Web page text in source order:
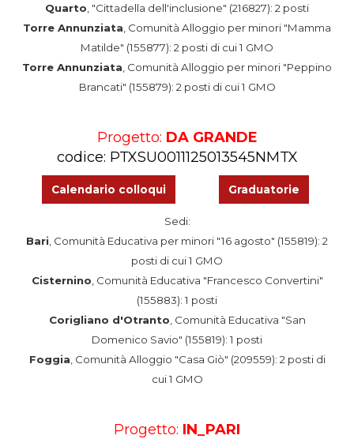
Quarto , "Cittadella dell'inclusione" (216827): 2 posti
Torre Annunziata , Comunità Alloggio per minori "Mamma
Matilde" (155877): 2 posti di cui 1 GMO
Torre Annunziata , Comunità Alloggio per minori "Peppino
Brancati" (155879): 2 posti di cui 1 GMO
Progetto: DA GRANDE
codice: PTXSU0011125013545NMTX
Calendario colloqui Graduatorie
Sedi:
Bari , Comunità Educativa per minori "16 agosto" (155819): 2
posti di cui 1 GMO
Cisternino , Comunità Educativa "Francesco Convertini"
(155883): 1 posti
Corigliano d'Otranto , Comunità Educativa "San
Domenico Savio" (155819): 1 posti
Foggia , Comunità Alloggio "Casa Giò" (209559): 2 posti di
cui 1 GMO
Progetto: IN_PARI